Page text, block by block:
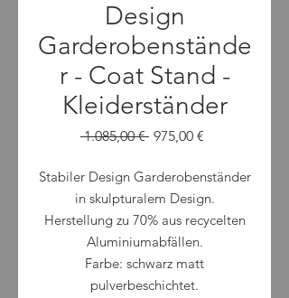
Design
Garderobenstände
r - Coat Stand -
Kleiderständer
1.085,00 € Standardpreis
975,00 €
Stabiler Design Garderobenständer
in skulpturalem Design.
Herstellung zu 70% aus recycelten
Aluminiumabfällen.
Farbe: schwarz matt
pulverbeschichtet.